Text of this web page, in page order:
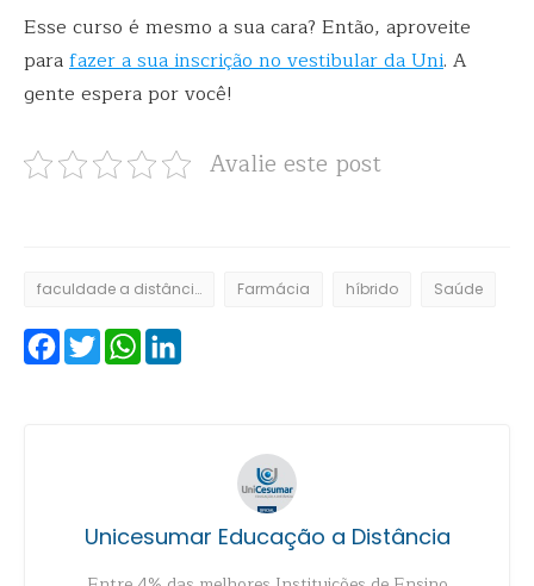
Esse curso é mesmo a sua cara? Então, aproveite
parafazer a sua inscrição no vestibular da Uni. A
gente espera por você!
Avalie este post
faculdade a distância Farmácia híbrido Saúde
FacebookTwitterWhatsApp
Unicesumar Educação a Distância